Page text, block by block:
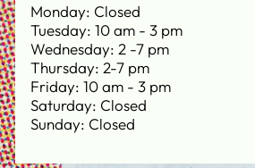
Monday: Closed
Tuesday: 10 am - 3 pm
Wednesday: 2 -7 pm
Thursday: 2-7 pm
Friday: 10 am - 3 pm
Saturday: Closed
Sunday: Closed